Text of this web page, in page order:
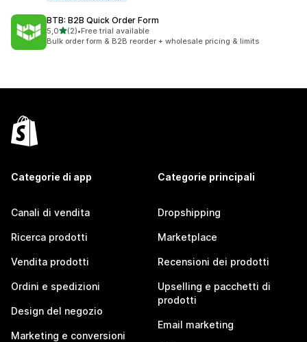
BTB: B2B Quick Order Form
5,0stelle su 5
(2)
2 recensioni totali
•Free trial available
Bulk order form & B2B reorder + wholesale pricing & limits
Categorie di app
Canali di vendita
Ricerca prodotti
Vendita prodotti
Ordini e spedizioni
Design del negozio
Marketing e conversioni
Categorie principali
Dropshipping
Marketplace
Recensioni dei prodotti
Upselling e pacchetti di
prodotti
Email marketing